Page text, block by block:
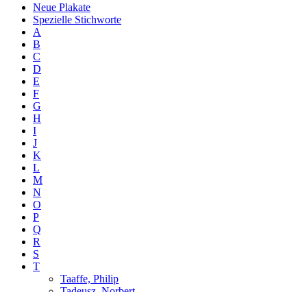
Neue Plakate
Spezielle Stichworte
A
B
C
D
E
F
G
H
I
J
K
L
M
N
O
P
Q
R
S
T
Taaffe, Philip